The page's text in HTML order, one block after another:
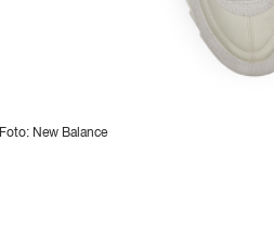
Foto: New Balance